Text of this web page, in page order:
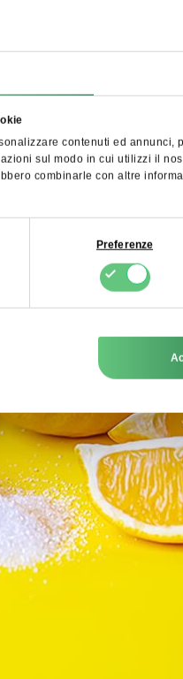
contenuti ed
sul modo in cui utilizzi il
combinarle con altre
Preferenze
anche come
è anche la
che si
Per questo
e il controllo dei